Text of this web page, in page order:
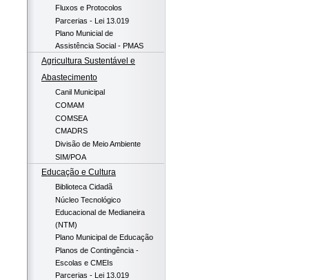
Fluxos e Protocolos
Parcerias - Lei 13.019
Plano Municial de
Assistência Social - PMAS
Agricultura Sustentável e
Abastecimento
Canil Municipal
COMAM
COMSEA
CMADRS
Divisão de Meio Ambiente
SIM/POA
Educação e Cultura
Biblioteca Cidadã
Núcleo Tecnológico
Educacional de Medianeira
(NTM)
Plano Municipal de Educação
Planos de Contingência -
Escolas e CMEIs
Parcerias - Lei 13.019